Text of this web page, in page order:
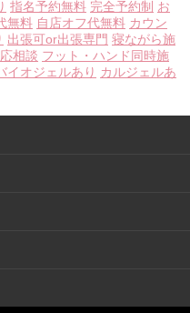
指名予約無料 完全予約制 お
無料 自店オフ代無料 カウン
出張可or出張専門 寝ながら施
相談 フット・ハンド同時施
イオジェルあり カルジェルあ